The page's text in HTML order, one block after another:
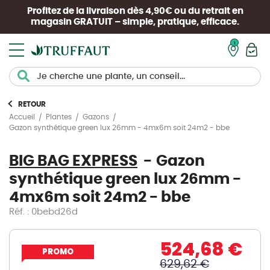
Profitez de la livraison dès 4,90€ ou du retrait en
magasin GRATUIT – simple, pratique, efficace.
RETOUR
Accueil
Plantes
Gazons
Gazon synthétique green lux 26mm - 4mx6m soit 24m2 - bbe
BIG BAG EXPRESS
Gazon
synthétique green lux 26mm -
4mx6m soit 24m2 - bbe
Réf. : 0bebd26d
PROMO 524,68 €
629,62 €